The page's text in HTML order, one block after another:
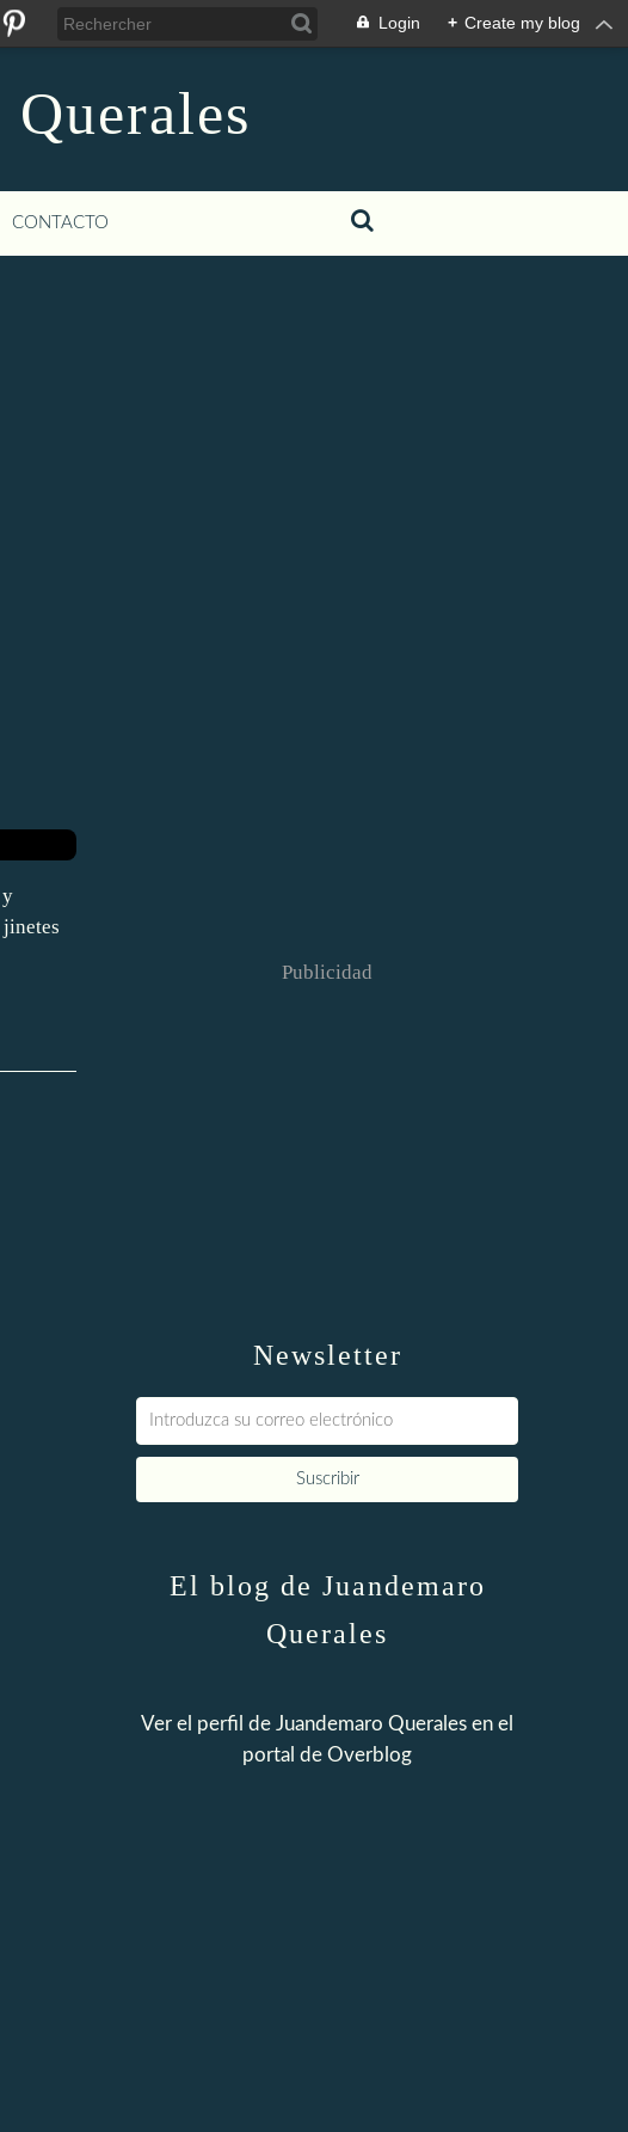
Login + Create my blog
CONTACTO
Newsletter
Publicidad
El blog de Juandemaro
Querales
Ver el perfil de Juandemaro Querales en el
portal de Overblog